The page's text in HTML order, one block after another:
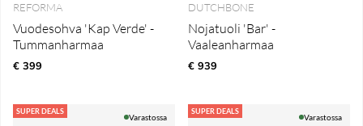
REFORMA
Vuodesohva 'Kap Verde' -
Tummanharmaa
€ 399
DUTCHBONE
Nojatuoli 'Bar' -
Vaaleanharmaa
€ 939
SUPER DEALS
Varastossa
SUPER DEALS
Varastossa